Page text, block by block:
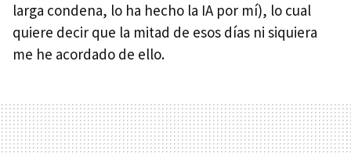
larga condena, lo ha hecho la IA por mí), lo cual
quiere decir que la mitad de esos días ni siquiera
me he acordado de ello.